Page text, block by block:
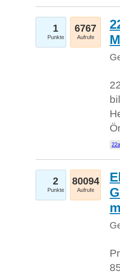
1
Punkte
6767
Aufrufe
2
Punkte
80094
Aufrufe